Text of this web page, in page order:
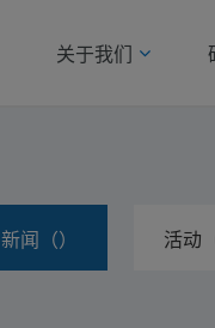
关于我们
新闻（） 活动